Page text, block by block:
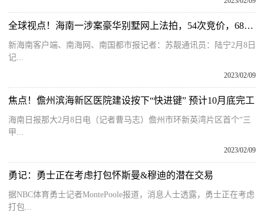
全球视点！海南一涉案豪华别墅网上法拍，54次竞价，6800余万成交！
新海南客户端、南海网、南国都市报记者：苏靓通讯员：陆宁2月8日
记...
2023/02/09
焦点！儋州滨海新区医院建设按下“快进键” 预计10月底完工
海南日报那大2月8日电（记者曹马志）儋州市环新英湾片区首个“三
甲...
2023/02/09
勇记：勇士正在考虑打包怀斯曼&穆迪的潜在交易
据NBC体育勇士记者MontePoole报道，消息人士透露，勇士正在考虑
打包...